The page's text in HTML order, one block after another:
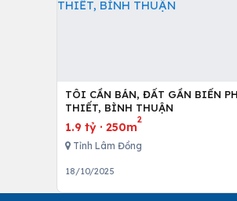
TÔI CẦN BÁN, ĐẤT GẦN BIỂN
THIẾT, BÌNH THUẬN
1.9 tỷ · 250m
2
Tỉnh Lâm Đồng
18/10/2025